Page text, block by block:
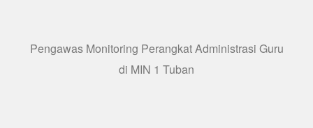
Pengawas Monitoring Perangkat Administrasi Guru
di MIN 1 Tuban